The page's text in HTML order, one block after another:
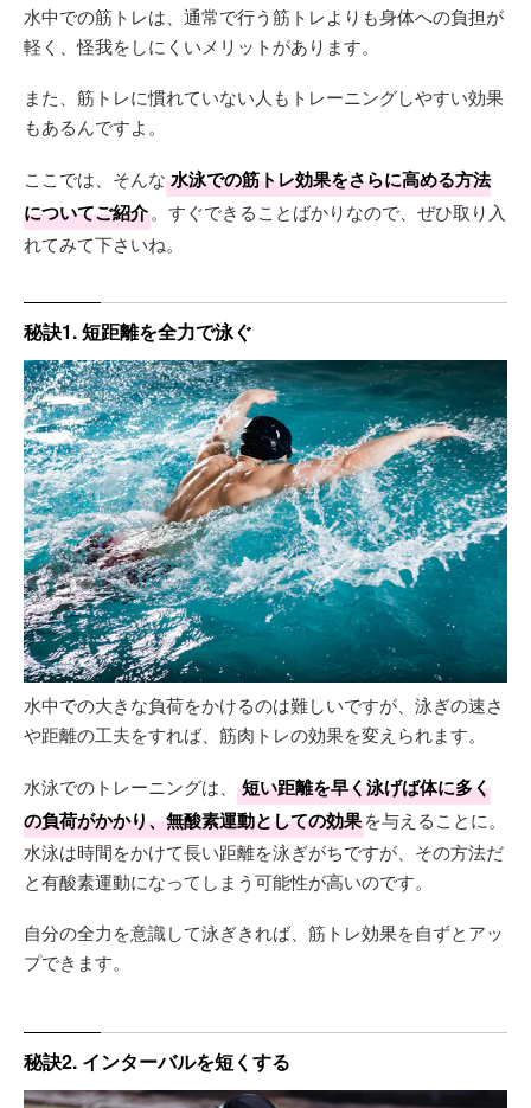
水中での筋トレは、通常で行う筋トレよりも身体への負担が
軽く、怪我をしにくいメリットがあります。
また、筋トレに慣れていない人もトレーニングしやすい効果
もあるんですよ。
ここでは、そんな 水泳での筋トレ効果をさらに高める方法
についてご紹介。すぐできることばかりなので、ぜひ取り入
れてみて下さいね。
秘訣1. 短距離を全力で泳ぐ
水中での大きな負荷をかけるのは難しいですが、泳ぎの速さ
や距離の工夫をすれば、筋肉トレの効果を変えられます。
水泳でのトレーニングは、
短い距離を早く泳げば体に多く
の負荷がかかり、無酸素運動としての効果を与えることに。
水泳は時間をかけて長い距離を泳ぎがちですが、その方法だ
と有酸素運動になってしまう可能性が高いのです。
自分の全力を意識して泳ぎきれば、筋トレ効果を自ずとアッ
プできます。
秘訣2. インターバルを短くする